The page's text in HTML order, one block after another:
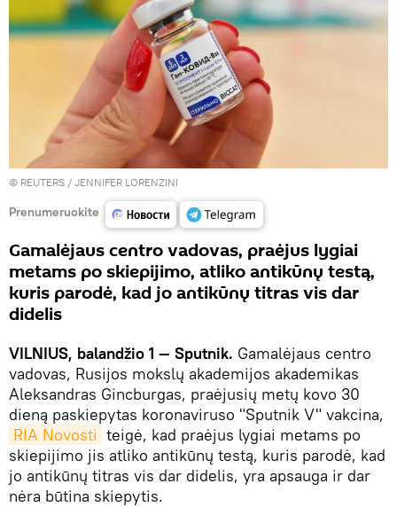
© REUTERS / JENNIFER LORENZINI
Prenumeruokite
Gamalėjaus centro vadovas, praėjus lygiai
metams po skiepijimo, atliko antikūnų testą,
kuris parodė, kad jo antikūnų titras vis dar
didelis
VILNIUS, balandžio 1 — Sputnik. Gamalėjaus centro
vadovas, Rusijos mokslų akademijos akademikas
Aleksandras Gincburgas, praėjusių metų kovo 30
dieną paskiepytas koronaviruso "Sputnik V" vakcina,
RIA Novosti teigė, kad praėjus lygiai metams po
skiepijimo jis atliko antikūnų testą, kuris parodė, kad
jo antikūnų titras vis dar didelis, yra apsauga ir dar
nėra būtina skiepytis.